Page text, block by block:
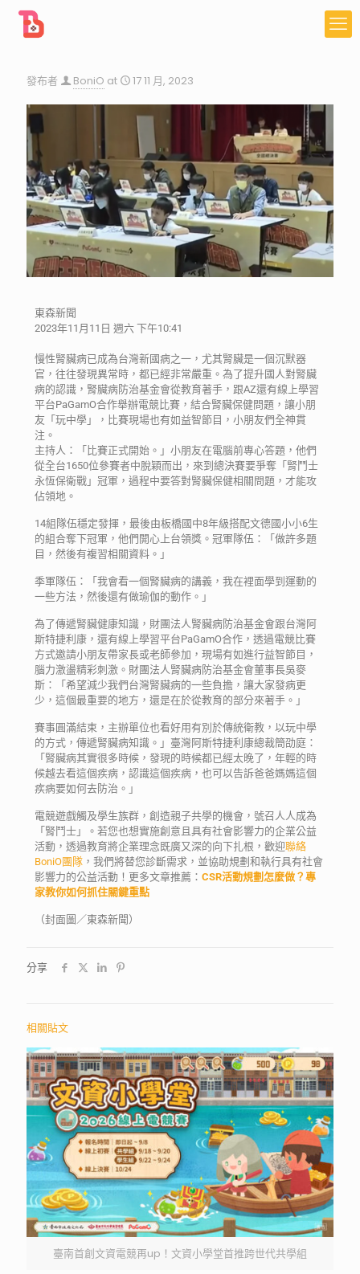
發布者 BoniO at 17 11 月, 2023
東森新聞
2023年11月11日 週六 下午10:41
慢性腎臟病已成為台灣新國病之一，尤其腎臟是一個沉默器
官，往往發現異常時，都已經非常嚴重。為了提升國人對腎臟
病的認識，腎臟病防治基金會從教育著手，跟AZ還有線上學習
平台PaGamO合作舉辦電競比賽，結合腎臟保健問題，讓小朋
友「玩中學」，比賽現場也有如益智節目，小朋友們全神貫
注。
主持人：「比賽正式開始。」小朋友在電腦前專心答題，他們
從全台1650位參賽者中脫穎而出，來到總決賽要爭奪「腎鬥士
永恆保衛戰」冠軍，過程中要答對腎臟保健相關問題，才能攻
佔領地。
14組隊伍穩定發揮，最後由板橋國中8年級搭配文德國小小6生
的組合奪下冠軍，他們開心上台領獎。冠軍隊伍：「做許多題
目，然後有複習相關資料。」
季軍隊伍：「我會看一個腎臟病的講義，我在裡面學到運動的
一些方法，然後還有做瑜伽的動作。」
為了傳遞腎臟健康知識，財團法人腎臟病防治基金會跟台灣阿
斯特捷利康，還有線上學習平台PaGamO合作，透過電競比賽
方式邀請小朋友帶家長或老師參加，現場有如進行益智節目，
腦力激盪精彩刺激。財團法人腎臟病防治基金會董事長吳麥
斯：「希望減少我們台灣腎臟病的一些負擔，讓大家發病更
少，這個最重要的地方，還是在於從教育的部分來著手。」
賽事圓滿結束，主辦單位也看好用有別於傳統衛教，以玩中學
的方式，傳遞腎臟病知識。」臺灣阿斯特捷利康總裁簡劭庭：
「腎臟病其實很多時候，發現的時候都已經太晚了，年輕的時
候越去看這個疾病，認識這個疾病，也可以告訴爸爸媽媽這個
疾病要如何去防治。」
電競遊戲觸及學生族群，創造親子共學的機會，號召人人成為
「腎鬥士」。 若您也想實施創意且具有社會影響力的企業公益
活動，透過教育將企業理念既廣又深的向下扎根，歡迎聯絡
BoniO團隊 ，我們將替您診斷需求，並協助規劃和執行具有社會
影響力的公益活動！更多文章推薦： CSR活動規劃怎麼做？專
家教你如何抓住關鍵重點
（封面圖／東森新聞）
分享
相關貼文
臺南首創文資電競再up！文資小學堂首推跨世代共學組